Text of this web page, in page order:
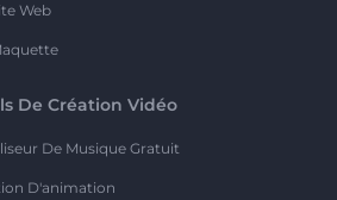
Web
De Création Vidéo
De Musique Gratuit
D'animation